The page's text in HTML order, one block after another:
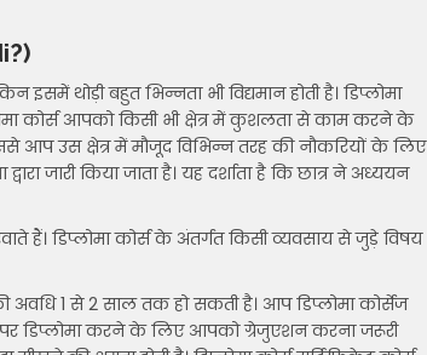
इसमें थोड़ी बहुत भिन्नता भी विद्यमान होती है। डिप्लोमा
कोर्स आपको किसी भी क्षेत्र में कुशलता से काम करने के
आप उस क्षेत्र में मौजूद विभिन्न तरह की नौकरियों के लिए
जारी किया जाता है। यह दर्शाता है कि छात्र ने अध्ययन
हैं। डिप्लोमा कोर्स के अंतर्गत किसी व्यवसाय से जुड़े विषय
अवधि 1 से 2 साल तक हो सकती है। आप डिप्लोमा कोर्सेज
डिप्लोमा करने के लिए आपको ग्रेजुएशन करना जरूरी